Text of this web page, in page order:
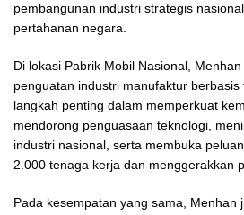
pembangunan industri strategis
pertahanan negara.
Di lokasi Pabrik Mobil Nasional,
penguatan industri manufaktur berbasis
langkah penting dalam memperkuat
mendorong penguasaan teknologi,
industri nasional, serta membuka
2.000 tenaga kerja dan menggerakkan
Pada kesempatan yang sama, Menhan